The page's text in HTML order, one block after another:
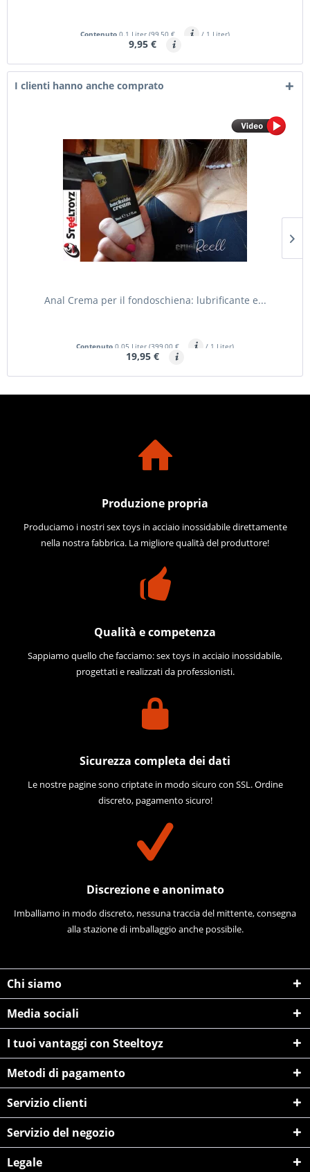
Contenuto 0.1 Liter (99,50 € / 1 Liter)
9,95 €
I clienti hanno anche comprato
Anal Crema per il fondoschiena: lubrificante e...
Contenuto 0.05 Liter (399,00 € / 1 Liter)
19,95 €
Produzione propria
Produciamo i nostri sex toys in acciaio inossidabile direttamente
nella nostra fabbrica. La migliore qualità del produttore!
Qualità e competenza
Sappiamo quello che facciamo: sex toys in acciaio inossidabile,
progettati e realizzati da professionisti.
Sicurezza completa dei dati
Le nostre pagine sono criptate in modo sicuro con SSL. Ordine
discreto, pagamento sicuro!
Discrezione e anonimato
Imballiamo in modo discreto, nessuna traccia del mittente, consegna
alla stazione di imballaggio anche possibile.
Chi siamo
Media sociali
I tuoi vantaggi con Steeltoyz
Metodi di pagamento
Servizio clienti
Servizio del negozio
Legale